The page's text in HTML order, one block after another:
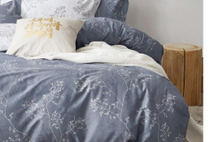
徵得法定代理人或監護人之同意方可使用
經同意申辦者引起之損失，本公司不負相關責
」時，將依據個別帳號之用戶狀況，依本公司即
若仍有額度不足之情形，本公司將視審查結果
或使用他人資訊註冊。若發現惡意使用之情形，
停止該用戶之使用額度並採取法律行動。